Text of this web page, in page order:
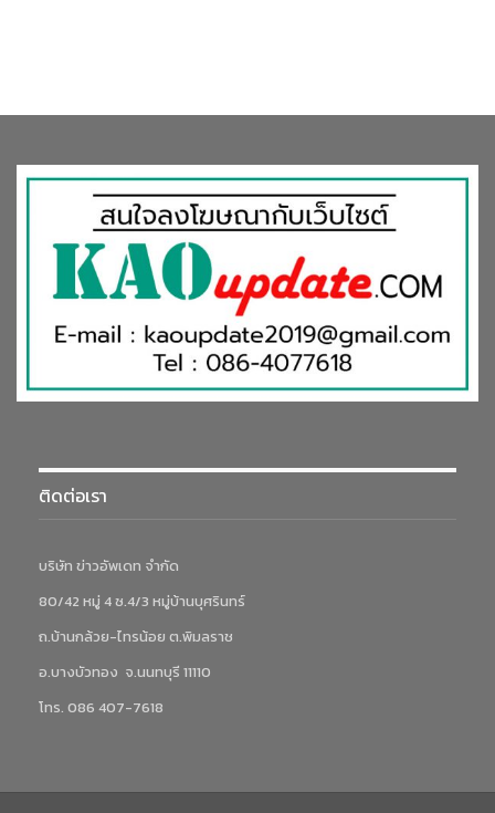
ติดต่อเรา
บริษัท ข่าวอัพเดท จำกัด
80/42 หมู่ 4 ซ.4/3 หมู่บ้านบุศรินทร์
ถ.บ้านกล้วย-ไทรน้อย ต.พิมลราช
อ.บางบัวทอง จ.นนทบุรี 11110
โทร. 086 407-7618